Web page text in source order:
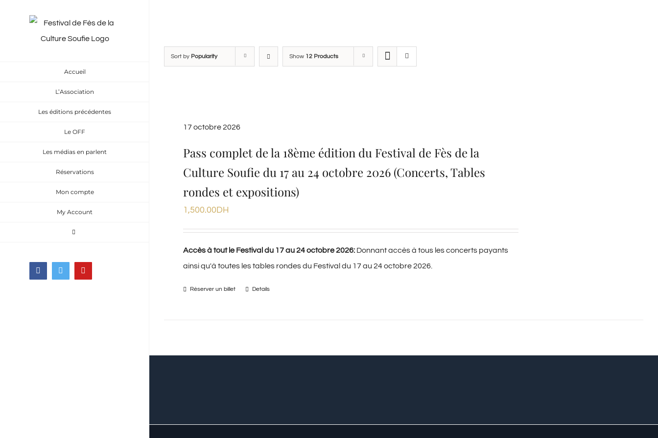
Accueil
L’Association
Les éditions précédentes
Le OFF
Les médias en parlent
Réservations
Mon compte
My Account
FacebookTwitter
Sort by Popularity Show 12 Products
17 octobre 2026
Pass complet de la 18ème édition du Festival de Fès de la
Culture Soufie du 17 au 24 octobre 2026 (Concerts, Tables
rondes et expositions)
1,500.00DH
Accès à tout le Festival du 17 au 24 octobre 2026:Donnant accès à tous les concerts payants
ainsi qu'à toutes les tables rondes du Festival du 17 au 24 octobre 2026.
Réserver un billet Details